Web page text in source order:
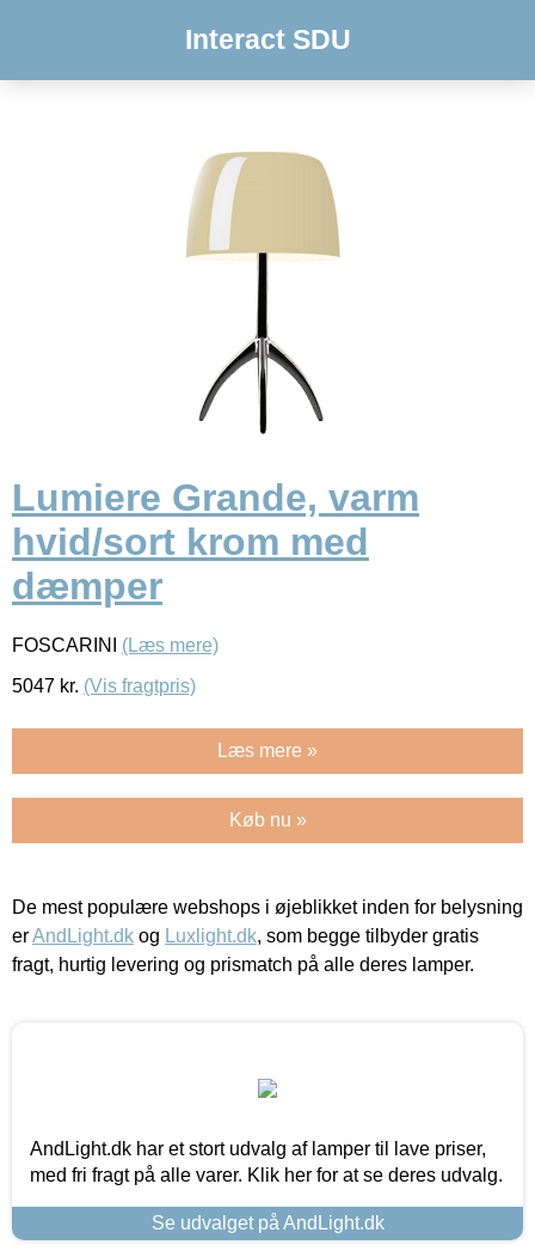
Interact SDU
Lumiere Grande, varm
hvid/sort krom med
dæmper
FOSCARINI (Læs mere)
5047 kr. (Vis fragtpris)
Læs mere »
Køb nu »
De mest populære webshops i øjeblikket inden for belysning
erAndLight.dk og Luxlight.dk, som begge tilbyder gratis
fragt, hurtig levering og prismatch på alle deres lamper.
AndLight.dk har et stort udvalg af lamper til lave priser,
med fri fragt på alle varer. Klik her for at se deres udvalg.
Se udvalget på AndLight.dk